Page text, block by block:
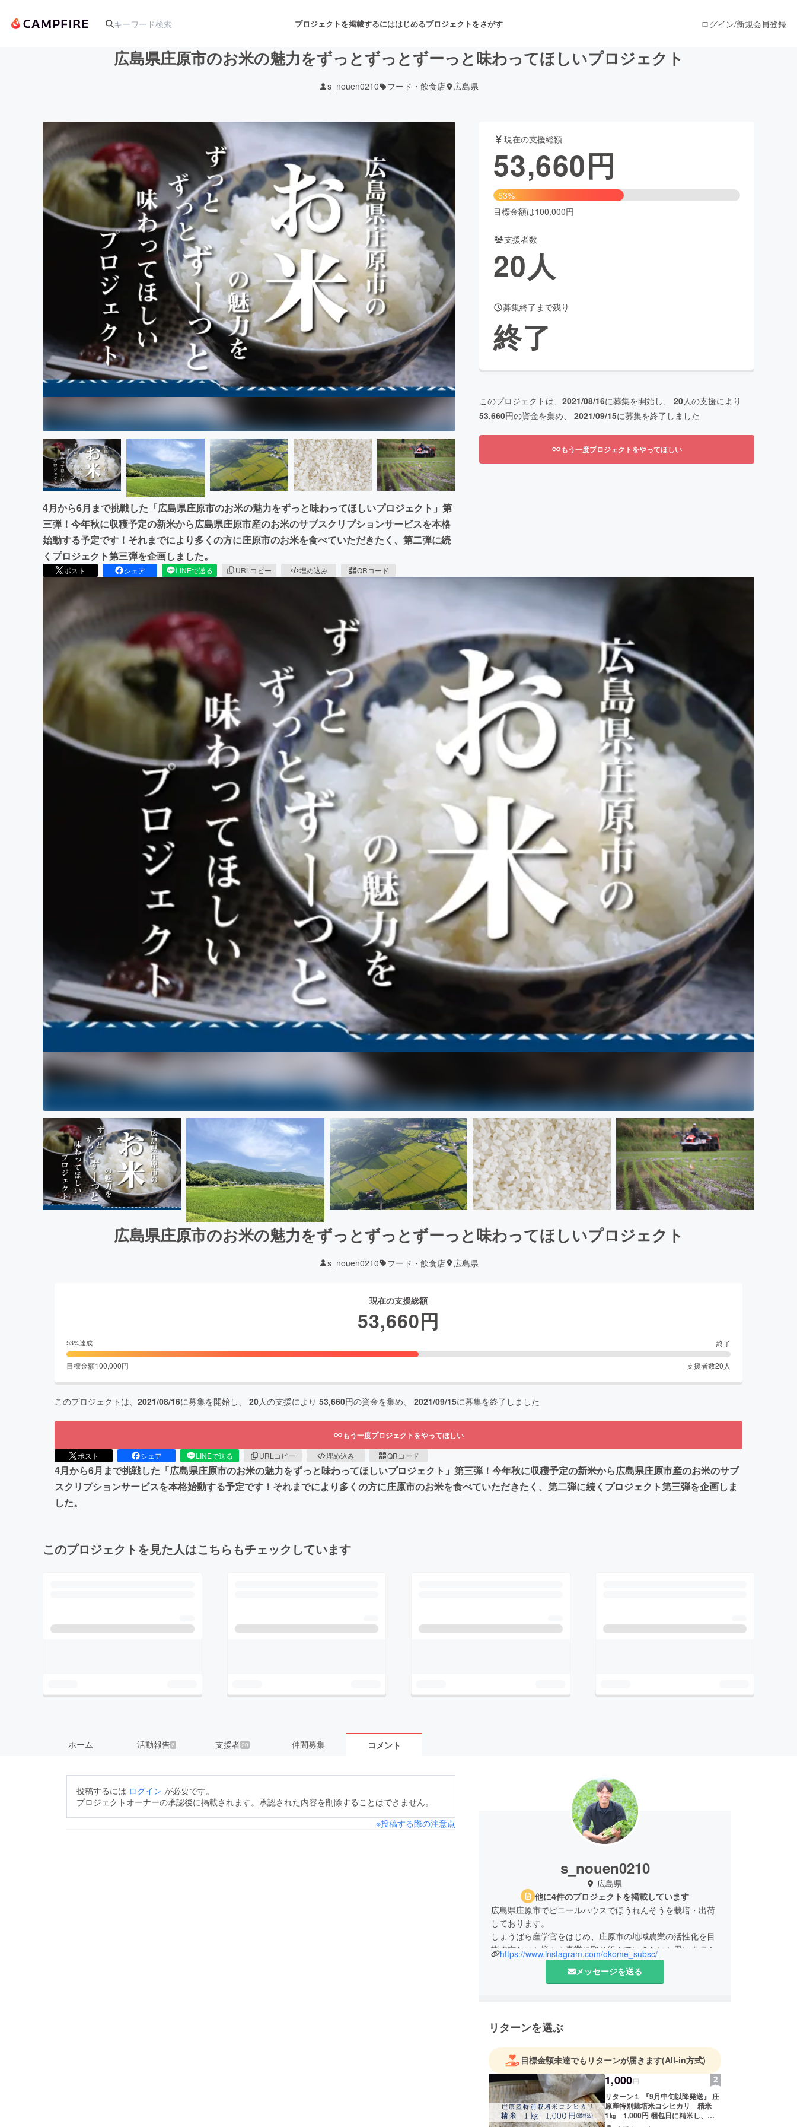
プロジェクトを掲載するにははじめるプロジェクトをさがす
アート・写真 舞台・パフォーマンス
テクノロジー・ガジェット ゲーム・サービス開発 ファッション
映像・映画 書籍・雑誌出版 アニメ・漫画
ビジネス・起業 チャレンジ ビューティー・ヘルスケア
まちづくり・地域活性化
CAMPFIRE for Social Good
CAMPFIRE Creation
CAMPFIREふるさと納税machi-yaコミュニティ
ログイン/新規会員登録
広島県庄原市のお米の魅力をずっとずっとずーっと味わってほしいプロジェクト
s_nouen0210 フード・飲食店 広島県
4月から6月まで挑戦した「広島県庄原市のお米の魅力をずっと味わってほしいプロジェクト」第
三弾！今年秋に収穫予定の新米から広島県庄原市産のお米のサブスクリプションサービスを本格
始動する予定です！それまでにより多くの方に庄原市のお米を食べていただきたく、第二弾に続
くプロジェクト第三弾を企画しました。
ポスト シェア LINEで送る URLコピー 埋め込み QRコード
現在の支援総額
53,660円
53%
目標金額は100,000円
支援者数
20人
募集終了まで残り
終了
このプロジェクトは、 2021/08/16に募集を開始し、 20人の支援により
53,660円の資金を集め、 2021/09/15に募集を終了しました
もう一度プロジェクトをやってほしい
広島県庄原市のお米の魅力をずっとずっとずーっと味わってほしいプロジェクト
s_nouen0210 フード・飲食店 広島県
現在の支援総額
53,660円
53%達成 終了
目標金額100,000円 支援者数20 人
このプロジェクトは、 2021/08/16に募集を開始し、 20人の支援により 53,660円の資金を集め、 2021/09/15に募集を終了しました
もう一度プロジェクトをやってほしい
ポスト シェア LINEで送る URLコピー 埋め込み QRコード
4月から6月まで挑戦した「広島県庄原市のお米の魅力をずっと味わってほしいプロジェクト」第三弾！今年秋に収穫予定の新米から広島県庄原市産のお米のサブ
スクリプションサービスを本格始動する予定です！それまでにより多くの方に庄原市のお米を食べていただきたく、第二弾に続くプロジェクト第三弾を企画しま
した。
このプロジェクトを見た人はこちらもチェックしています
ホーム 活動報告6 支援者 20 仲間募集 コメント
投稿するには ログイン が必要です。
プロジェクトオーナーの承認後に掲載されます。承認された内容を削除することはできません。
※投稿する際の注意点
s_nouen0210
広島県
他に4件のプロジェクトを掲載しています
広島県庄原市でビニールハウスでほうれんそうを栽培・出荷
しております。
しょうばら産学官をはじめ、庄原市の地域農業の活性化を目
指す方たちと様々な事業に取り組んでいきたいと思います！
https://www.instagram.com/okome_subsc/
メッセージを送る
リターンを選ぶ
目標金額未達でもリターンが届きます(All-in方式)
1,000円
リターン１ 『9月中旬以降発送』 庄
原産特別栽培米コシヒカリ 精米
1㎏ 1,000円 梱包日に精米し、お
届けします。